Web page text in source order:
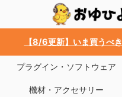
【8/6更新】いま買うべ
プラグイン・ソフトウェア
機材・アクセサリー